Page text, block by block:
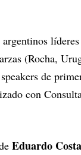
(Rocha,
de
con
Eduardo